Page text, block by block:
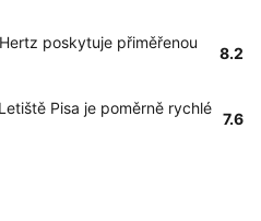
poskytuje přiměřenou
8.2
Pisa je poměrně rychlé
7.6